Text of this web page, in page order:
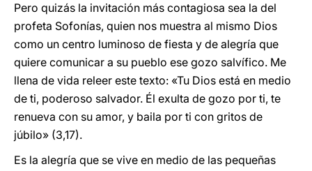
Pero quizás la invitación más contagiosa sea la del
profeta Sofonías, quien nos muestra al mismo Dios
como un centro luminoso de fiesta y de alegría que
quiere comunicar a su pueblo ese gozo salvífico. Me
llena de vida releer este texto: «Tu Dios está en medio
de ti, poderoso salvador. Él exulta de gozo por ti, te
renueva con su amor, y baila por ti con gritos de
júbilo» (3,17).
Es la alegría que se vive en medio de las pequeñas